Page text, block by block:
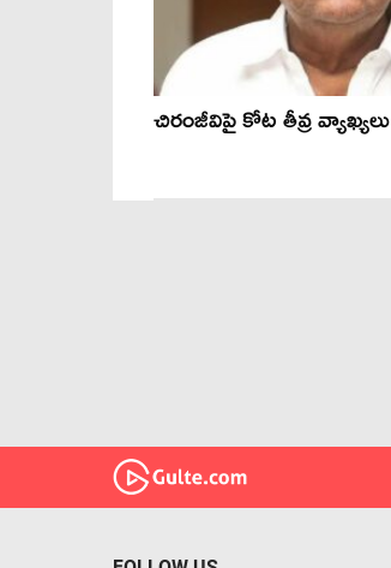
చిరంజీవిపై కోట తీవ్ర వ్యాఖ్యలు